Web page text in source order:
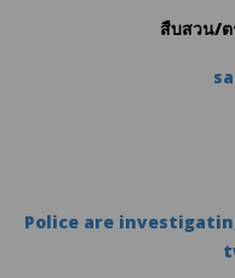
สืบสวน/ต
Police are